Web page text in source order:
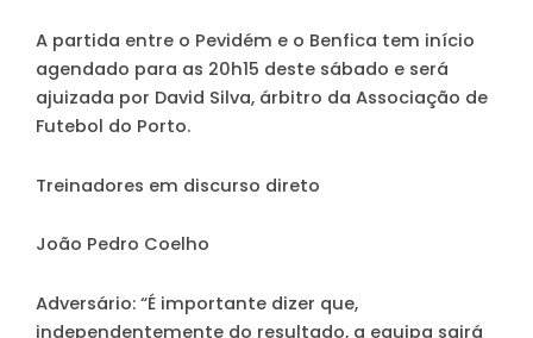
A partida entre o Pevidém e o Benfica tem início
agendado para as 20h15 deste sábado e será
ajuizada por David Silva, árbitro da Associação de
Futebol do Porto.
Treinadores em discurso direto
João Pedro Coelho
Adversário: “É importante dizer que,
independentemente do resultado, a equipa sairá